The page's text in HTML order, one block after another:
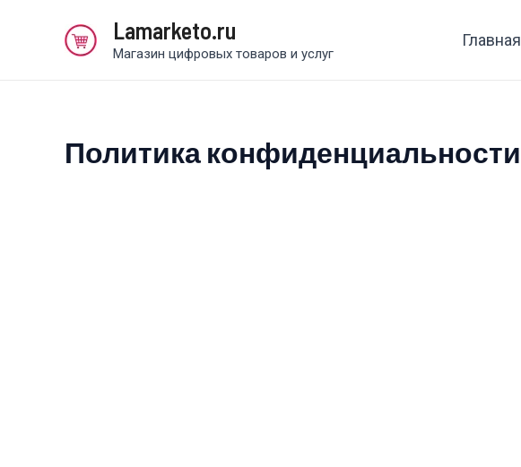
Lamarketo.ru
Магазин цифровых товаров и услуг
Главная
Политика конфиденциальности